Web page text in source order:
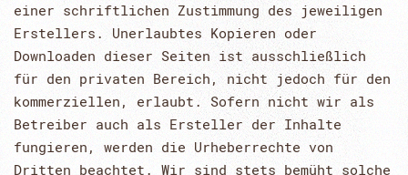
einer schriftlichen Zustimmung des jeweiligen
Erstellers. Unerlaubtes Kopieren oder
Downloaden dieser Seiten ist ausschließlich
für den privaten Bereich, nicht jedoch für den
kommerziellen, erlaubt. Sofern nicht wir als
Betreiber auch als Ersteller der Inhalte
fungieren, werden die Urheberrechte von
Dritten beachtet. Wir sind stets bemüht solche